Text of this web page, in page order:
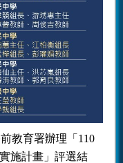
教育署辦理「110
施計畫」評選結